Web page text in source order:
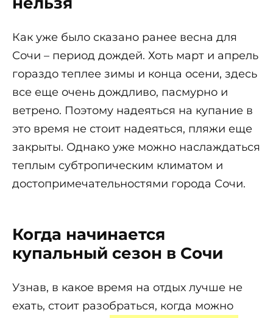
Как уже было сказано ранее весна для
Сочи – период дождей. Хоть март и апрель
гораздо теплее зимы и конца осени, здесь
все еще очень дождливо, пасмурно и
ветрено. Поэтому надеяться на купание в
это время не стоит надеяться, пляжи еще
закрыты. Однако уже можно наслаждаться
теплым субтропическим климатом и
достопримечательностями города Сочи.
Когда начинается
купальный сезон в Сочи
Узнав, в какое время на отдых лучше не
ехать, стоит разобраться, когда можно